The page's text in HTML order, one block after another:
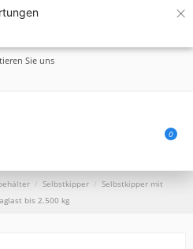
×
Sie uns
0
Selbstkipper
Selbstkipper mit
bis 2.500 kg